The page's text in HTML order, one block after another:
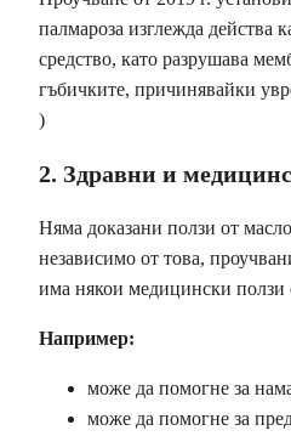
палмароза изглежда действа
средство, като разрушава
гъбичките, причинявайки
)
2. Здравни и
Няма доказани ползи от
независимо от това,
има някои медицински ползи
Например:
може да помогне за
може да помогне за